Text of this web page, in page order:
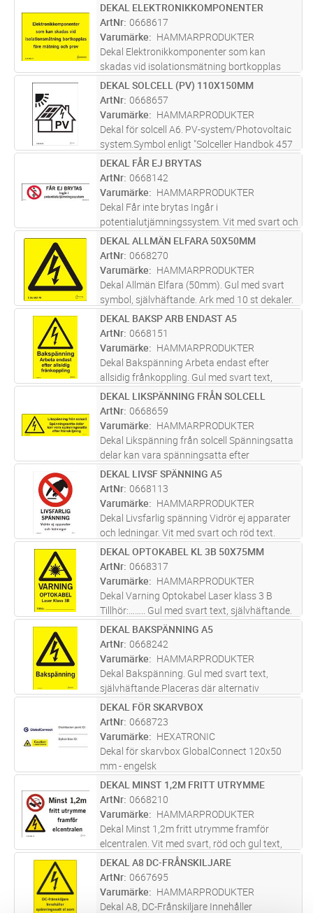
ST Lägg i kundvagn
DEKAL ELEKTRONIKKOMPONENTER
ArtNr 0668617
Varumärke
HAMMARPRODUKTER
Dekal Elektronikkomponenter som kan
skadas vid isolationsmätning bortkopplas
före mätning och prov. Gul med svart text,
självhäftande. Skylt vid "megning". Finns även
i aluminium Art.Nr 0668146.
ST Lägg i kundvagn
DEKAL SOLCELL (PV) 110X150MM
ArtNr 0668657
Varumärke
HAMMARPRODUKTER
Dekal för solcell A6. PV-system/Photovoltaic
system.Symbol enligt "Solceller Handbok 457
Utgåva 1" Vit med svart text, självhäftande.
Varning- och informationsdekal för
solcellsanläggningar.
FP Lägg i kundvagn
DEKAL FÅR EJ BRYTAS
ArtNr 0668142
Varumärke
HAMMARPRODUKTER
Dekal Får inte brytas Ingår i
potentialutjämningssystem. Vit med svart och
röd text. Självhäftande. Lämplig på
kabelstegar. Ark med 10 st dekaler.
FP Lägg i kundvagn
DEKAL ALLMÄN ELFARA 50X50MM
ArtNr 0668270
Varumärke
HAMMARPRODUKTER
Dekal Allmän Elfara (50mm). Gul med svart
symbol, självhäftande. Ark med 10 st dekaler.
Skyltas vid Allmän Elfara.
ST Lägg i kundvagn
DEKAL BAKSP ARB ENDAST A5
ArtNr 0668151
Varumärke
HAMMARPRODUKTER
Dekal Bakspänning Arbeta endast efter
allsidig frånkoppling. Gul med svart text,
självhäftande. Dekal vid alternativ
matningsmöjlighet.
ST Lägg i kundvagn
DEKAL LIKSPÄNNING FRÅN SOLCELL
ArtNr 0668659
Varumärke
HAMMARPRODUKTER
Dekal Likspänning från solcell Spänningsatta
delar kan vara spänningsatta efter
frånskiljning. Gul med svart text.
ST Lägg i kundvagn
DEKAL LIVSF SPÄNNING A5
ArtNr 0668113
Varumärke
HAMMARPRODUKTER
Dekal Livsfarlig spänning Vidrör ej apparater
och ledningar. Vit med svart och röd text.
Självhäftande,210x150mm. Placeras där
beröringsfara föreligger.
ST Lägg i kundvagn
DEKAL OPTOKABEL KL 3B 50X75MM
ArtNr 0668317
Varumärke
HAMMARPRODUKTER
Dekal Varning Optokabel Laser klass 3 B
Tillhör:…….. Gul med svart text, självhäftande.
För märkning på skarvboxar, i kabelbrunnar
och vid väggenomföringar.
ST Lägg i kundvagn
DEKAL BAKSPÄNNING A5
ArtNr 0668242
Varumärke
HAMMARPRODUKTER
Dekal Bakspänning. Gul med svart text,
självhäftande.Placeras där alternativ
matningsmöjlighet finns.
ST Lägg i kundvagn
DEKAL FÖR SKARVBOX
ArtNr 0668723
Varumärke
HEXATRONIC
Dekal för skarvbox GlobalConnect 120x50
mm - engelsk
ST Lägg i kundvagn
DEKAL MINST 1,2M FRITT UTRYMME
ArtNr 0668210
Varumärke
HAMMARPRODUKTER
Dekal Minst 1,2m fritt utrymme framför
elcentralen. Vit med svart, röd och gul text,
självh. Placeras för att lätt komma åt elcentral
vid behov.
ST Lägg i kundvagn
DEKAL A8 DC-FRÅNSKILJARE
ArtNr 0667695
Varumärke
HAMMARPRODUKTER
Dekal A8, DC-Frånskiljare Innehåller